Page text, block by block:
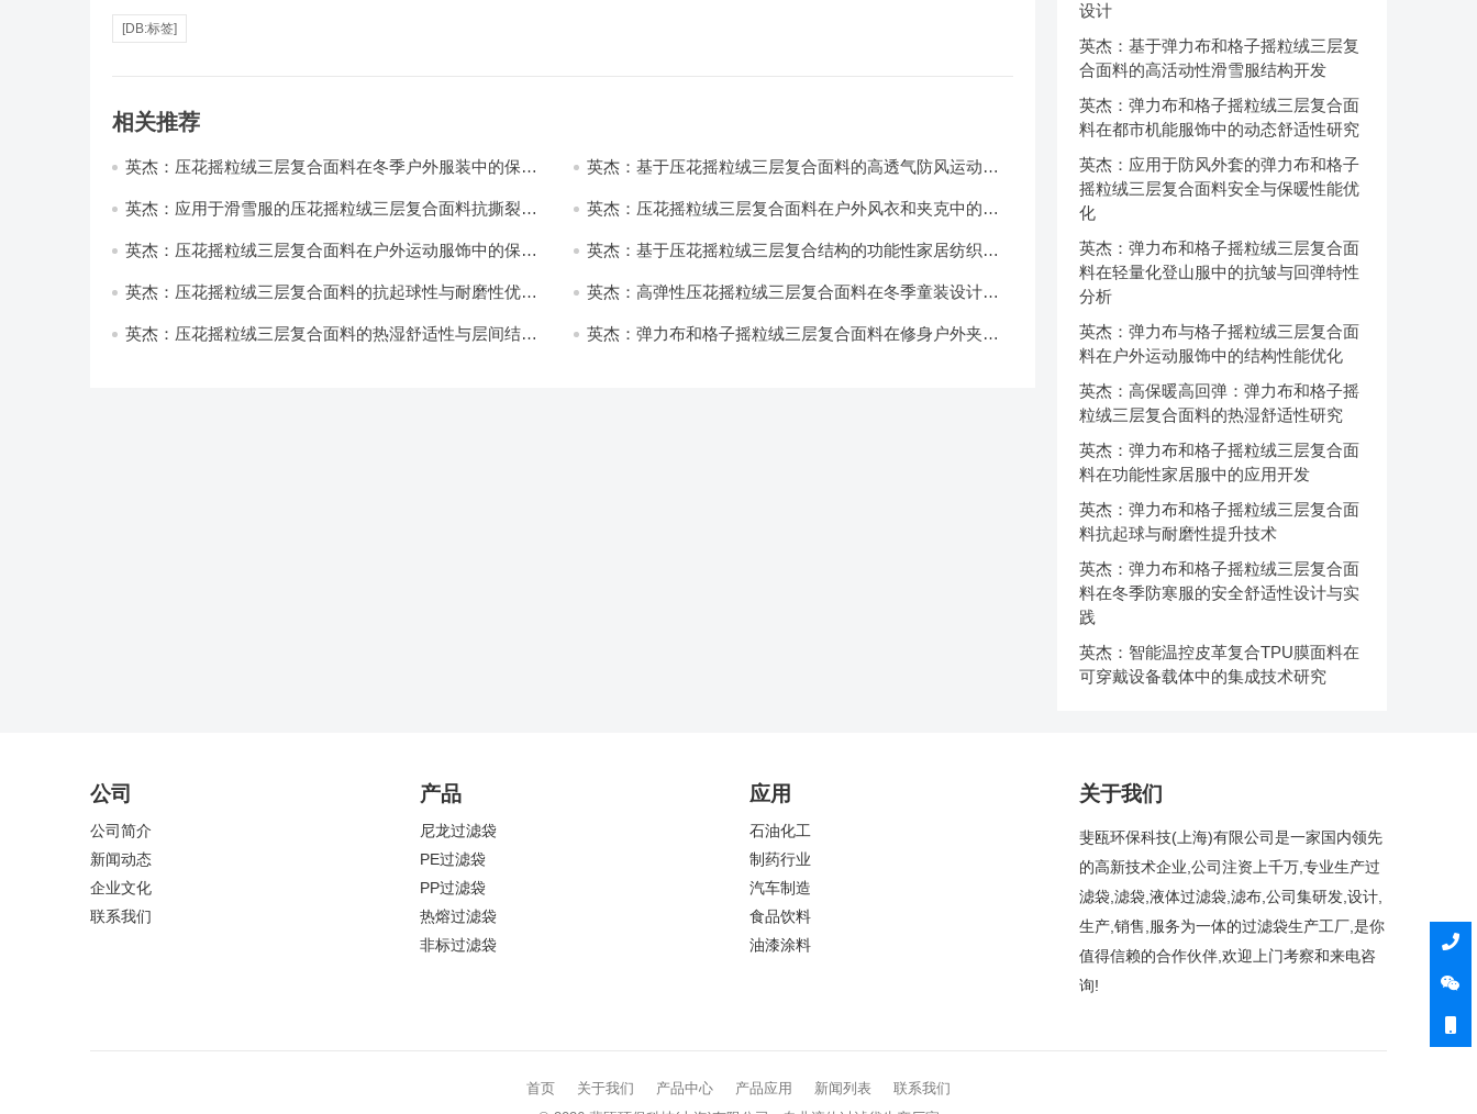
[DB:标签]
相关推荐
英杰：压花摇粒绒三层复合面料在冬季户外服装中的保暖
英杰：基于压花摇粒绒三层复合面料的高透气防风运动服
英杰：应用于滑雪服的压花摇粒绒三层复合面料抗撕裂与
英杰：压花摇粒绒三层复合面料在户外风衣和夹克中的应
英杰：压花摇粒绒三层复合面料在户外运动服饰中的保暖
英杰：基于压花摇粒绒三层复合结构的功能性家居纺织品
英杰：压花摇粒绒三层复合面料的抗起球性与耐磨性优化
英杰：高弹性压花摇粒绒三层复合面料在冬季童装设计中
英杰：压花摇粒绒三层复合面料的热湿舒适性与层间结合
英杰：弹力布和格子摇粒绒三层复合面料在修身户外夹克
设计
英杰：基于弹力布和格子摇粒绒三层复
合面料的高活动性滑雪服结构开发
英杰：弹力布和格子摇粒绒三层复合面
料在都市机能服饰中的动态舒适性研究
英杰：应用于防风外套的弹力布和格子
摇粒绒三层复合面料安全与保暖性能优
化
英杰：弹力布和格子摇粒绒三层复合面
料在轻量化登山服中的抗皱与回弹特性
分析
英杰：弹力布与格子摇粒绒三层复合面
料在户外运动服饰中的结构性能优化
英杰：高保暖高回弹：弹力布和格子摇
粒绒三层复合面料的热湿舒适性研究
英杰：弹力布和格子摇粒绒三层复合面
料在功能性家居服中的应用开发
英杰：弹力布和格子摇粒绒三层复合面
料抗起球与耐磨性提升技术
英杰：弹力布和格子摇粒绒三层复合面
料在冬季防寒服的安全舒适性设计与实
践
英杰：智能温控皮革复合TPU膜面料在
可穿戴设备载体中的集成技术研究
公司
公司简介
新闻动态
企业文化
联系我们
产品
尼龙过滤袋
PE过滤袋
PP过滤袋
热熔过滤袋
非标过滤袋
应用
石油化工
制药行业
汽车制造
食品饮料
油漆涂料
关于我们
斐瓯环保科技(上海)有限公司是一家国内领先
的高新技术企业,公司注资上千万,专业生产过
滤袋,滤袋,液体过滤袋,滤布,公司集研发,设计,
生产,销售,服务为一体的过滤袋生产工厂,是你
值得信赖的合作伙伴,欢迎上门考察和来电咨
询!
首页 关于我们 产品中心 产品应用 新闻列表
联系我们